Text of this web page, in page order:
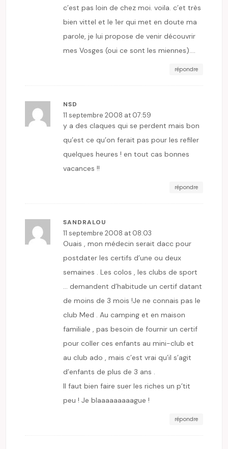
c’est pas loin de chez moi. voila. c’et très
bien vittel et le 1er qui met en doute ma
parole, je lui propose de venir découvrir
mes Vosges (oui ce sont les miennes)….
répondre
NSD
11 septembre 2008 at 07:59
y a des claques qui se perdent mais bon
qu’est ce qu’on ferait pas pour les refiler
quelques heures ! en tout cas bonnes
vacances !!
répondre
SANDRALOU
11 septembre 2008 at 08:03
Ouais , mon médecin serait dacc pour
postdater les certifs d’une ou deux
semaines . Les colos , les clubs de sport
… demandent d’habitude un certif datant
de moins de 3 mois !Je ne connais pas le
club Med . Au camping et en maison
familiale , pas besoin de fournir un certif
pour coller ces enfants au mini-club et
au club ado , mais c’est vrai qu’il s’agit
d’enfants de plus de 3 ans .
Il faut bien faire suer les riches un p’tit
peu ! Je blaaaaaaaaague !
répondre